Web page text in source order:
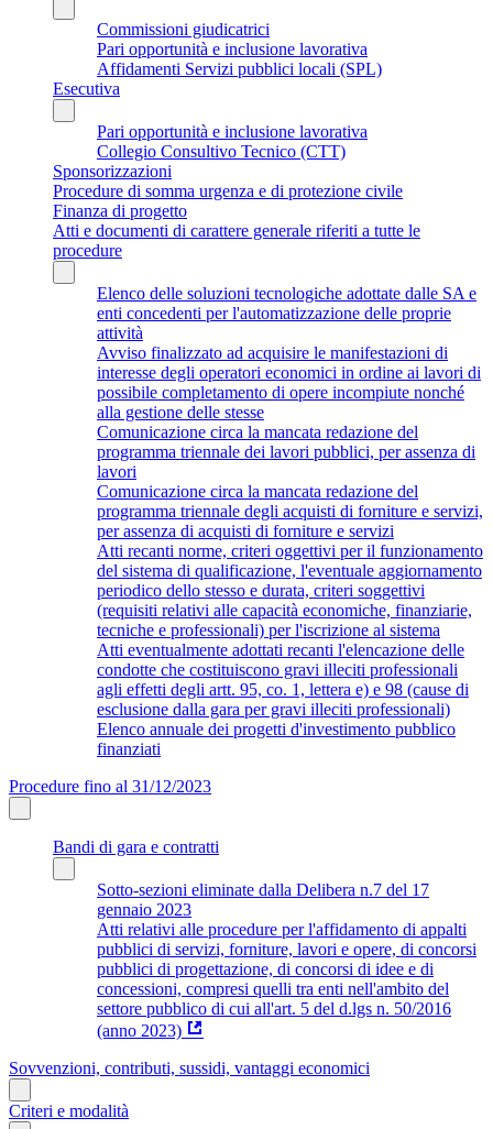
Commissioni giudicatrici
Pari opportunità e inclusione lavorativa
Affidamenti Servizi pubblici locali (SPL)
Esecutiva
Pari opportunità e inclusione lavorativa
Collegio Consultivo Tecnico (CTT)
Sponsorizzazioni
Procedure di somma urgenza e di protezione civile
Finanza di progetto
Atti e documenti di carattere generale riferiti a tutte le
procedure
Elenco delle soluzioni tecnologiche adottate dalle SA e
enti concedenti per l'automatizzazione delle proprie
attività
Avviso finalizzato ad acquisire le manifestazioni di
interesse degli operatori economici in ordine ai lavori di
possibile completamento di opere incompiute nonché
alla gestione delle stesse
Comunicazione circa la mancata redazione del
programma triennale dei lavori pubblici, per assenza di
lavori
Comunicazione circa la mancata redazione del
programma triennale degli acquisti di forniture e servizi,
per assenza di acquisti di forniture e servizi
Atti recanti norme, criteri oggettivi per il funzionamento
del sistema di qualificazione, l'eventuale aggiornamento
periodico dello stesso e durata, criteri soggettivi
(requisiti relativi alle capacità economiche, finanziarie,
tecniche e professionali) per l'iscrizione al sistema
Atti eventualmente adottati recanti l'elencazione delle
condotte che costituiscono gravi illeciti professionali
agli effetti degli artt. 95, co. 1, lettera e) e 98 (cause di
esclusione dalla gara per gravi illeciti professionali)
Elenco annuale dei progetti d'investimento pubblico
finanziati
Procedure fino al 31/12/2023
Bandi di gara e contratti
Sotto-sezioni eliminate dalla Delibera n.7 del 17
gennaio 2023
Atti relativi alle procedure per l'affidamento di appalti
pubblici di servizi, forniture, lavori e opere, di concorsi
pubblici di progettazione, di concorsi di idee e di
concessioni, compresi quelli tra enti nell'ambito del
settore pubblico di cui all'art. 5 del d.lgs n. 50/2016
(anno 2023)
Sovvenzioni, contributi, sussidi, vantaggi economici
Criteri e modalità